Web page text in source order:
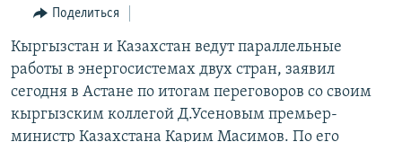
Вернутся
поиску
КЫРГЫЗЧА
ЎЗБЕКЧА
TÜRKMENÇE
Все сайты РСЕ/РС
Поделиться
Кыргызстан и Казахстан ведут параллельные
работы в энергосистемах двух стран, заявил
сегодня в Астане по итогам переговоров со своим
кыргызским коллегой Д.Усеновым премьер-
министр Казахстана Карим Масимов. По его